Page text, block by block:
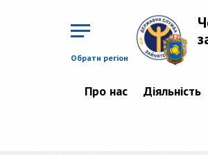
Обрати регіон
Про нас Діяльність